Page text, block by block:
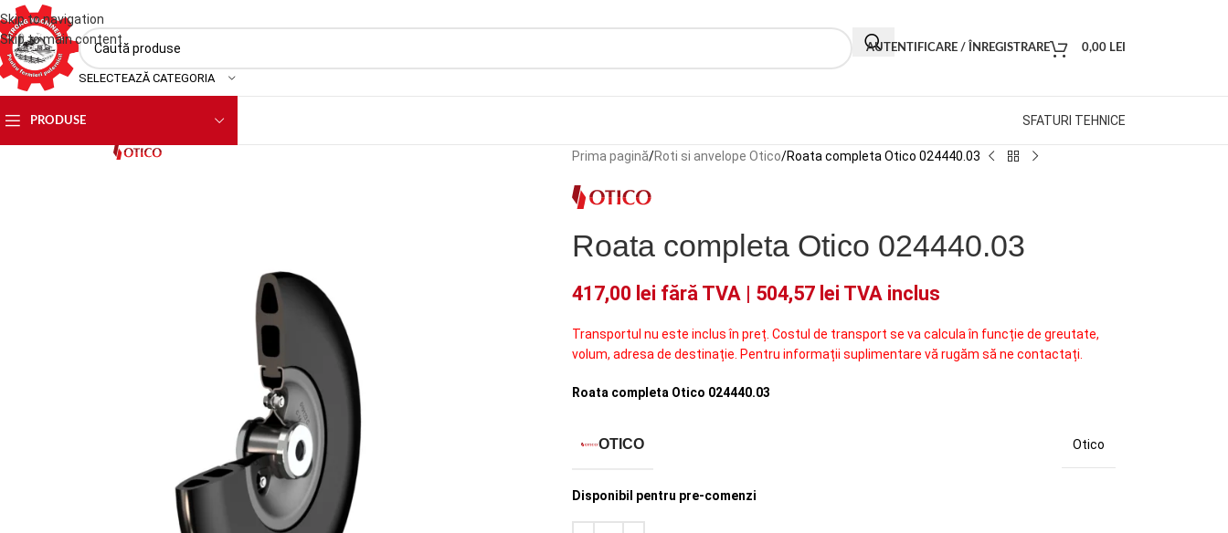
Skip to navigation
Skip to main content
SELECTEAZĂ CATEGORIA
AUTENTIFICARE / ÎNREGISTRARE 0,00 LEI
PRODUSE SFATURI TEHNICE
Prima pagină Roti si anvelope Otico Roata completa Otico 024440.03
Roata completa Otico 024440.03
417,00 lei fără TVA | 504,57 lei TVA inclus
Transportul nu este inclus în preț. Costul de transport se va calcula în funcție de greutate,
volum, adresa de destinație. Pentru informații suplimentare vă rugăm să ne contactați.
Roata completa Otico 024440.03
OTICO Otico
Disponibil pentru pre-comenzi